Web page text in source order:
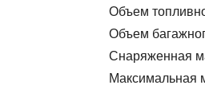
Объем
Объем
Снаряженная
Максимальная